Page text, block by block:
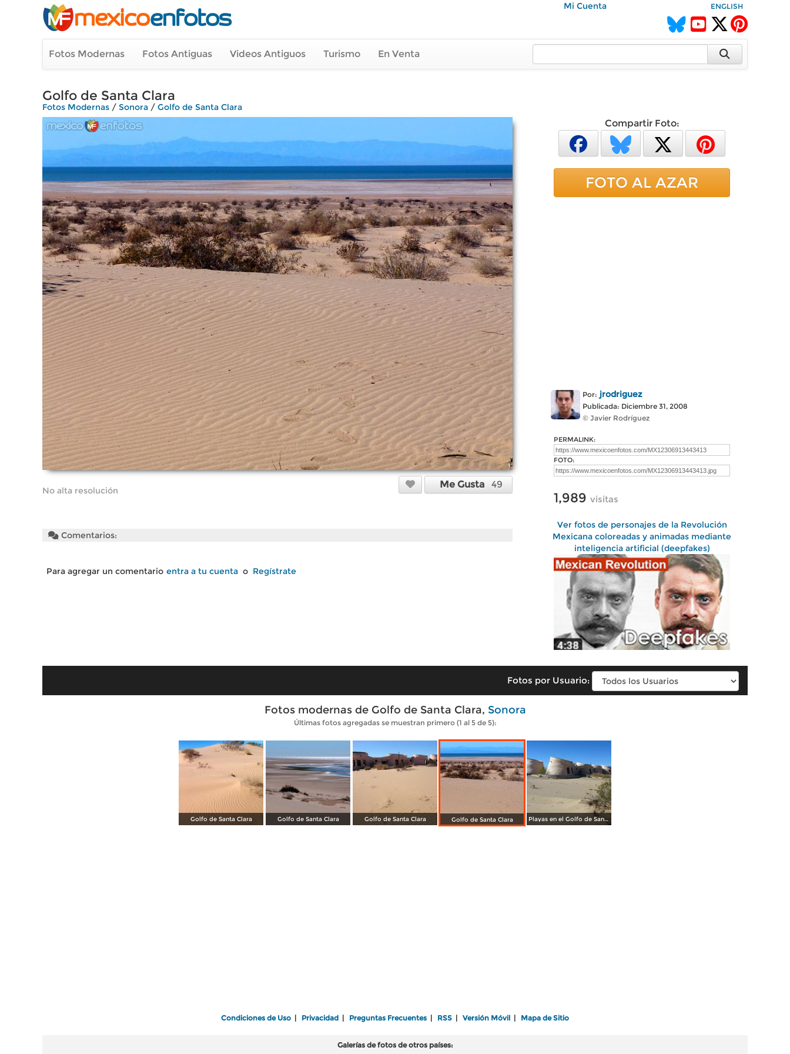
Mi Cuenta ENGLISH
Fotos Modernas Fotos Antiguas Videos Antiguos Turismo En Venta
Golfo de Santa Clara
Fotos Modernas / Sonora / Golfo de Santa Clara
No alta resolución
Me Gusta 49
Comentarios:
Para agregar un comentario entra a tu cuenta o Regístrate
Compartir Foto:
FOTO AL AZAR
Por: jrodriguez
Publicada: Diciembre 31, 2008
© Javier Rodríguez
PERMALINK:
FOTO:
1,989 visitas
Ver fotos de personajes de la Revolución
Mexicana coloreadas y animadas mediante
inteligencia artificial (deepfakes)
Fotos por Usuario:
Fotos modernas de Golfo de Santa Clara, Sonora
Últimas fotos agregadas se muestran primero (1 al 5 de 5):
Golfo de Santa Clara Golfo de Santa Clara Golfo de Santa Clara Golfo de Santa Clara Playas en el Golfo de Santa Clara
Condiciones de Uso Privacidad Preguntas Frecuentes RSS Versión Móvil Mapa de Sitio
Galerías de fotos de otros países: